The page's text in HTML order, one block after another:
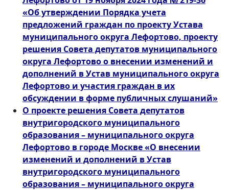
«Об утверждении Порядка учета
предложений граждан по проекту Устава
муниципального округа Лефортово, проекту
решения Совета депутатов муниципального
округа Лефортово о внесении изменений и
дополнений в Устав муниципального округа
Лефортово и участия граждан в их
обсуждении в форме публичных слушаний»
О проекте решения Совета депутатов
внутригородского муниципального
образования – муниципального округа
Лефортово в городе Москве «О внесении
изменений и дополнений в Устав
внутригородского муниципального
образования – муниципального округа